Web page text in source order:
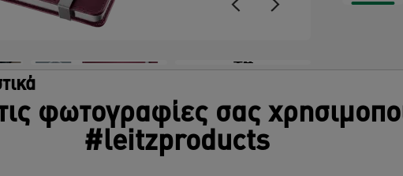
+4
φωτογραφίες σας
#leitzproducts